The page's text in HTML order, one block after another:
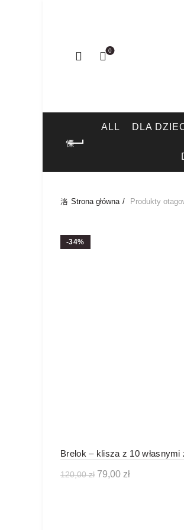
0
ALL DLA
Strona główna Produkty
-34%
Brelok – klisza z 10 własnymi
120,00zł Pierwotna
79,00 złAktualna